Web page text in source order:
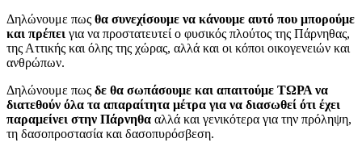
Δηλώνουμε πως θα συνεχίσουμε να κάνουμε αυτό που μπορούμε
και πρέπει για να προστατευτεί ο φυσικός πλούτος της Πάρνηθας,
της Αττικής και όλης της χώρας, αλλά και οι κόποι οικογενειών και
ανθρώπων.
Δηλώνουμε πως δε θα σωπάσουμε και απαιτούμε ΤΩΡΑ να
διατεθούν όλα τα απαραίτητα μέτρα για να διασωθεί ότι έχει
παραμείνει στην Πάρνηθα αλλά και γενικότερα για την πρόληψη,
τη δασοπροστασία και δασοπυρόσβεση.